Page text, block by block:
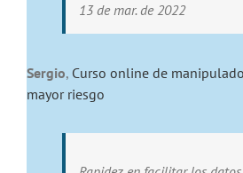
13 de mar. de 2022
Sergio, Curso online de
mayor riesgo